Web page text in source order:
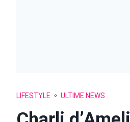
LIFESTYLE ULTIME NEWS